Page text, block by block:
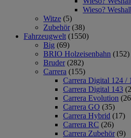
Wieso?
Witze (5)
Zubehör (38)
Fahrzeugwelt (1550)
Big (69)
BRIO Holzeisenbahn (152)
Bruder (282)
Carrera (155)
Carrera Digital 124 /
Carrera Digital 143
Carrera Evolution
Carrera GO (35)
Carrera Hybrid (17)
Carrera RC (26)
Carrera Zubehör (9)